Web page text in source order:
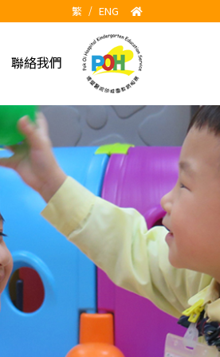
繁 / ENG
聯絡我們